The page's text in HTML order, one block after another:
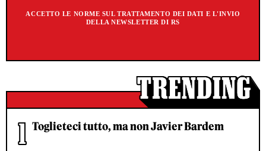
ACCETTO LE NORME SUL TRATTAMENTO DEI DATI E L'INVIO
DELLA NEWSLETTER DI RS
Toglieteci tutto, ma non Javier Bardem